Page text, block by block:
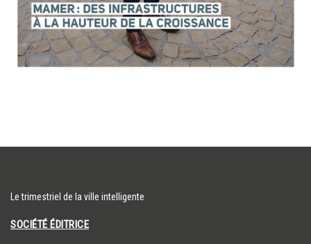
Le trimestriel de la ville intelligente
SOCIÉTÉ ÉDITRICE